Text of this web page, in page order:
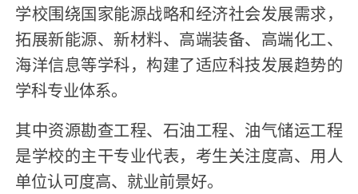
学校围绕国家能源战略和经济社会发展需求，
拓展新能源、新材料、高端装备、高端化工、
海洋信息等学科，构建了适应科技发展趋势的
学科专业体系。
其中资源勘查工程、石油工程、油气储运工程
是学校的主干专业代表，考生关注度高、用人
单位认可度高、就业前景好。